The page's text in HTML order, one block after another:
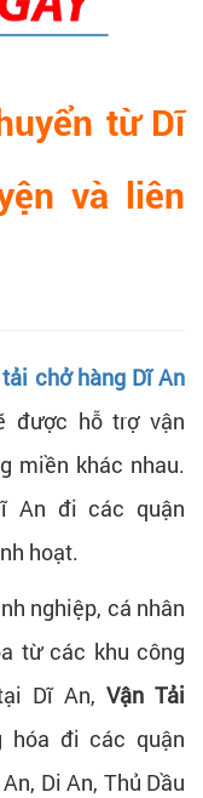
từ Dĩ
và liên
chở hàng Dĩ An
được hỗ trợ vận
miền khác nhau.
An đi các quận
hoạt.
nghiệp, cá nhân
từ các khu công
Dĩ An, Vận Tải
đi các quận
Di An, Thủ Dầu